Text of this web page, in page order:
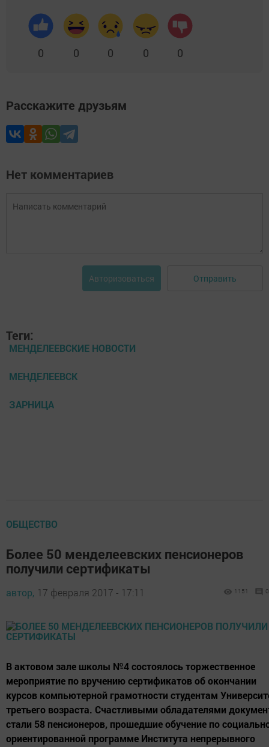
0 0 0 0 0
Расскажите друзьям
Нет комментариев
Авторизоваться Отправить
Теги:
МЕНДЕЛЕЕВСКИЕ НОВОСТИ
МЕНДЕЛЕЕВСК
ЗАРНИЦА
ОБЩЕСТВО
Более 50 менделеевских пенсионеров
получили сертификаты
автор, 17 февраля 2017 - 17:11 1151 0
В актовом зале школы №4 состоялось торжественное
мероприятие по вручению сертификатов об окончании
курсов компьютерной грамотности студентам
третьего возраста. Счастливыми обладателями
стали 58 пенсионеров, прошедшие обучение по
ориентированной программе Института непрерывного